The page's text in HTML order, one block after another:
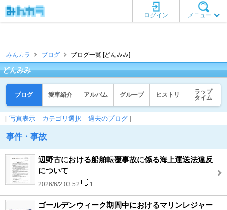
メニュー
ログイン
みんカラ ブログ ブログ一覧 [どんみみ]
どんみみ
ブログ 愛車紹介 アルバム グループ ヒストリ
ラップ
タイム
[ 写真表示 ｜ カテゴリ選択 ｜ 過去のブログ ]
事件・事故
辺野古における船舶転覆事故に係る海上運送法違反
について
2026/6/2 03:52 1
ゴールデンウィーク期間中におけるマリンレジャー